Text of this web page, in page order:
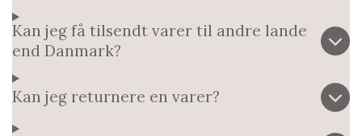
Kan jeg få tilsendt varer til andre lande
end Danmark?
Kan jeg returnere en varer?